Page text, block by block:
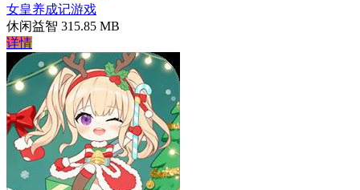
女皇养成记游戏
休闲益智 315.85 MB
详情